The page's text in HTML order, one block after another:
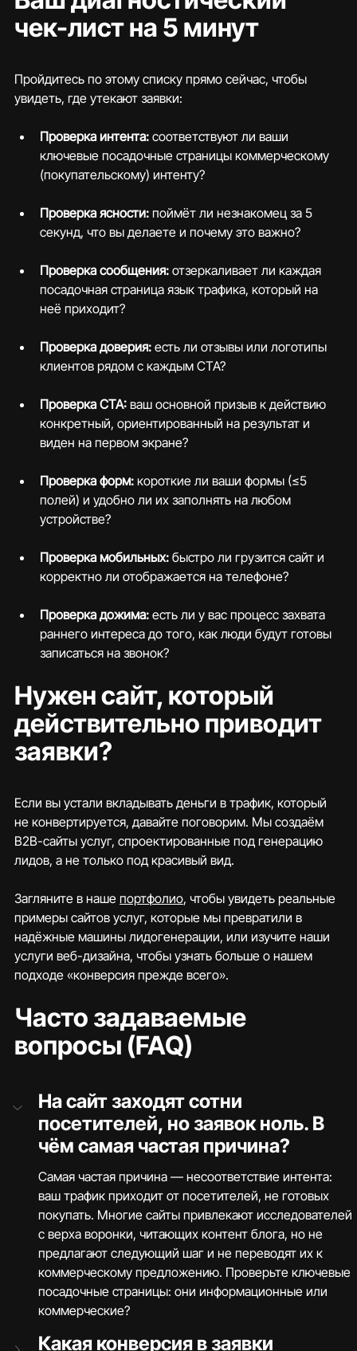
чек-лист на 5 минут
Пройдитесь по этому списку прямо сейчас, чтобы
увидеть, где утекают заявки:
Проверка интента: соответствуют ли ваши
ключевые посадочные страницы коммерческому
(покупательскому) интенту?
Проверка ясности: поймёт ли незнакомец за 5
секунд, что вы делаете и почему это важно?
Проверка сообщения: отзеркаливает ли каждая
посадочная страница язык трафика, который на
неё приходит?
Проверка доверия: есть ли отзывы или логотипы
клиентов рядом с каждым CTA?
Проверка CTA: ваш основной призыв к действию
конкретный, ориентированный на результат и
виден на первом экране?
Проверка форм: короткие ли ваши формы (≤5
полей) и удобно ли их заполнять на любом
устройстве?
Проверка мобильных: быстро ли грузится сайт и
корректно ли отображается на телефоне?
Проверка дожима: есть ли у вас процесс захвата
раннего интереса до того, как люди будут готовы
записаться на звонок?
Нужен сайт, который
действительно приводит
заявки?
Если вы устали вкладывать деньги в трафик, который
не конвертируется, давайте поговорим. Мы создаём
B2B-сайты услуг, спроектированные под генерацию
лидов, а не только под красивый вид.
Загляните в наше портфолио, чтобы увидеть реальные
примеры сайтов услуг, которые мы превратили в
надёжные машины лидогенерации, или изучите наши
услуги веб-дизайна, чтобы узнать больше о нашем
подходе «конверсия прежде всего».
Часто задаваемые
вопросы (FAQ)
На сайт заходят сотни
посетителей, но заявок ноль. В
чём самая частая причина?
Самая частая причина — несоответствие интента:
ваш трафик приходит от посетителей, не готовых
покупать. Многие сайты привлекают исследователей
с верха воронки, читающих контент блога, но не
предлагают следующий шаг и не переводят их к
коммерческому предложению. Проверьте ключевые
посадочные страницы: они информационные или
коммерческие?
Какая конверсия в заявки